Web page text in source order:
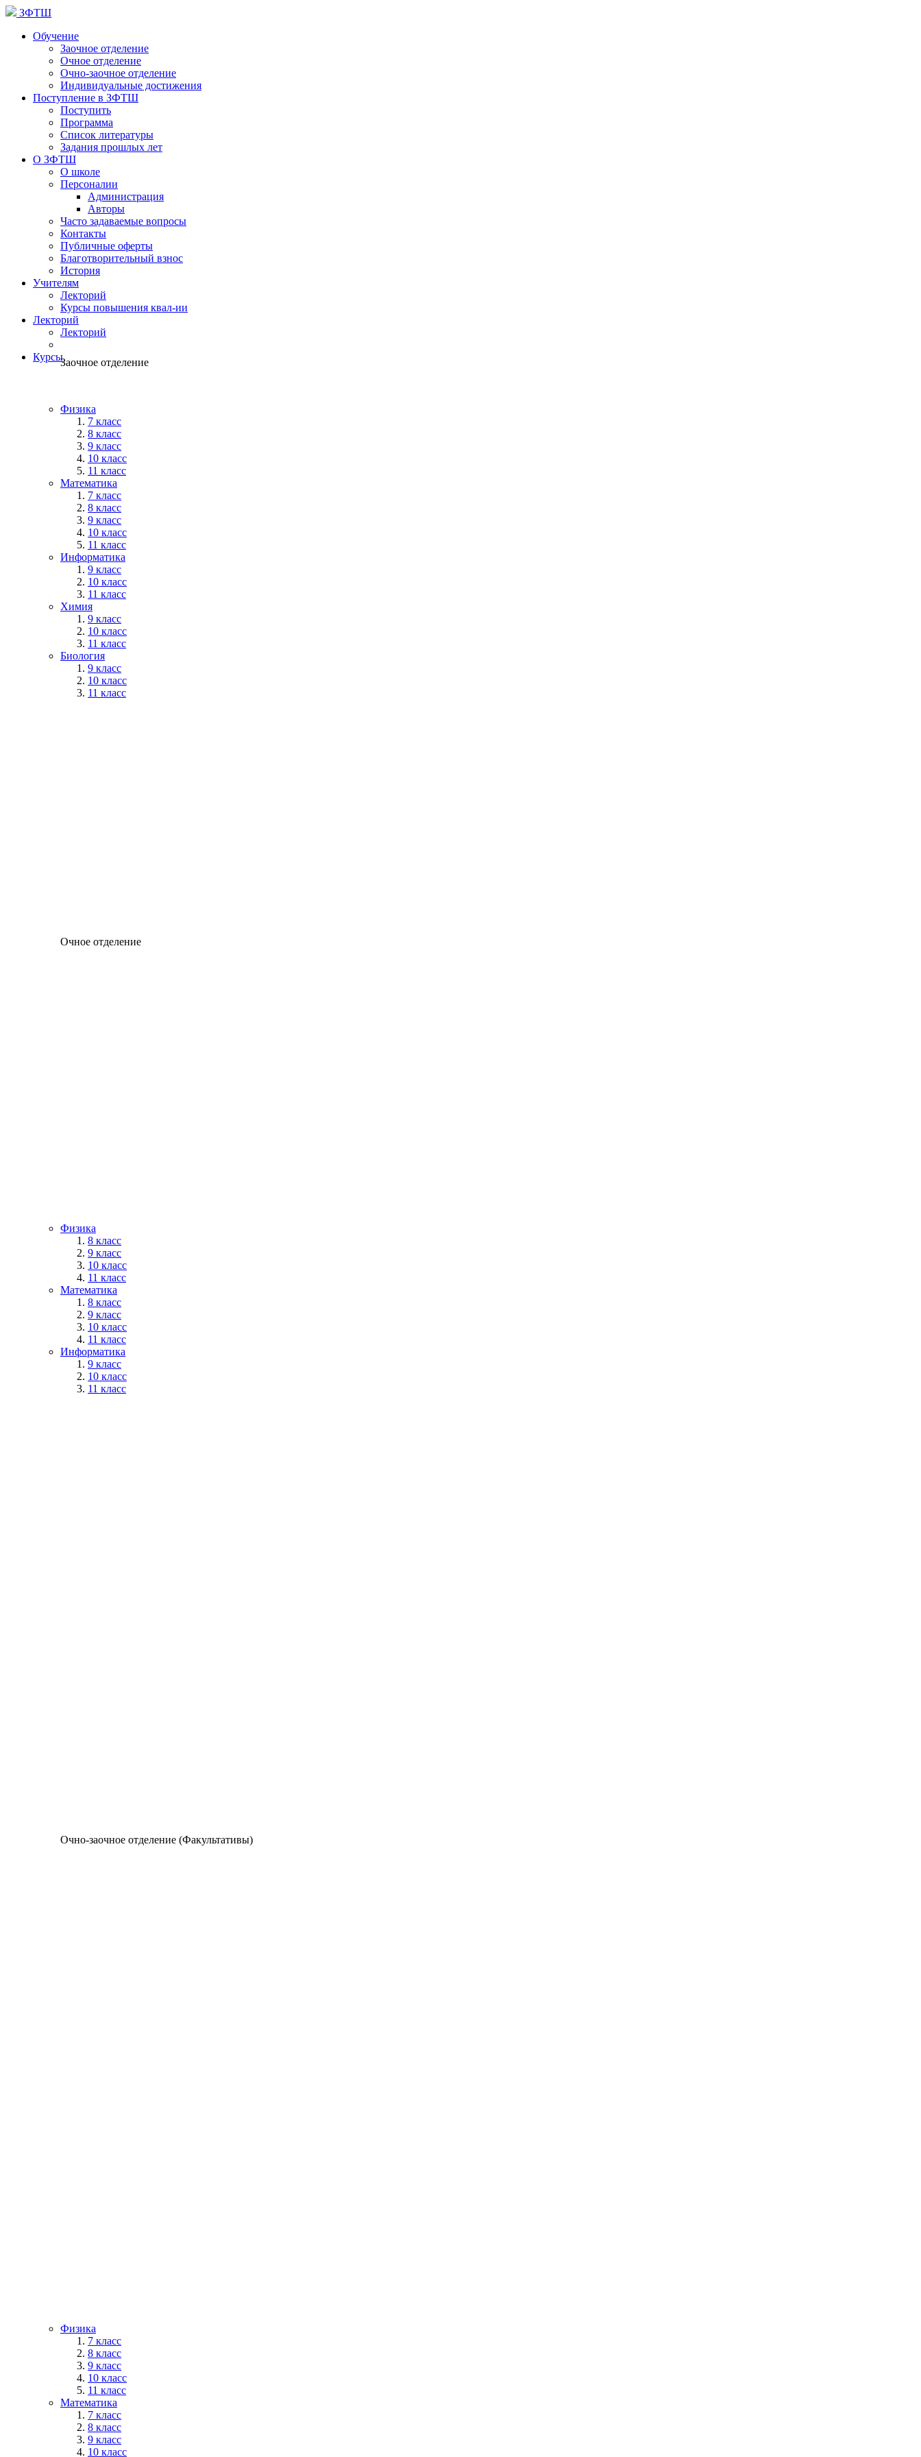
ЗФТШ
Обучение
Заочное отделение
Очное отделение
Очно-заочное отделение
Индивидуальные достижения
Поступление в ЗФТШ
Поступить
Программа
Список литературы
Задания прошлых лет
О ЗФТШ
О школе
Персоналии
Администрация
Авторы
Часто задаваемые вопросы
Контакты
Публичные оферты
Благотворительный взнос
История
Учителям
Лекторий
Курсы повышения квал-ии
Лекторий
Лекторий
КурсыЗаочное отделение
Физика
7 класс
8 класс
9 класс
10 класс
11 класс
Математика
7 класс
8 класс
9 класс
10 класс
11 класс
Информатика
9 класс
10 класс
11 класс
Химия
9 класс
10 класс
11 класс
Биология
9 класс
10 класс
11 класс
Очное отделение
Физика
8 класс
9 класс
10 класс
11 класс
Математика
8 класс
9 класс
10 класс
11 класс
Информатика
9 класс
10 класс
11 класс
Очно-заочное отделение (Факультативы)
Физика
7 класс
8 класс
9 класс
10 класс
11 класс
Математика
7 класс
8 класс
9 класс
10 класс